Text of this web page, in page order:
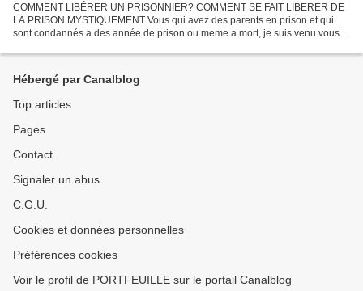
COMMENT LIBÉRER UN PRISONNIER? COMMENT SE FAIT LIBERER DE
LA PRISON MYSTIQUEMENT Vous qui avez des parents en prison et qui
sont condannés a des année de prison ou meme a mort, je suis venu vous
Hébergé par Canalblog
Top articles
Pages
Contact
Signaler un abus
C.G.U.
Cookies et données personnelles
Préférences cookies
Voir le profil de PORTFEUILLE sur le portail Canalblog